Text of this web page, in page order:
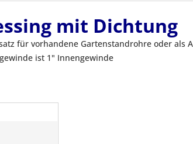
mit Dichtung
für vorhandene Gartenstandrohre oder
ist 1" Innengewinde